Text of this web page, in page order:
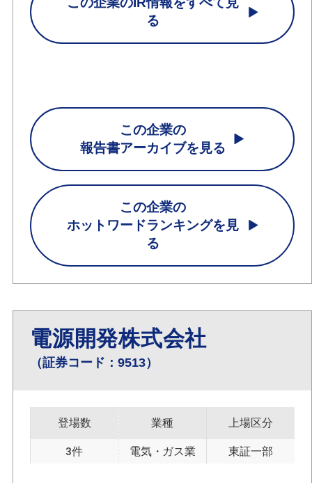
る
この企業の
報告書アーカイブを見る
この企業の
ホットワードランキングを見
る
電源開発株式会社
（証券コード：9513）
登場数
3件
業種
電気・ガス業
上場区分
東証一部